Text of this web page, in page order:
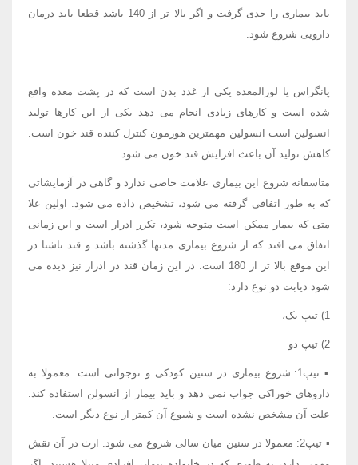
باید بیماری را جدی گرفت و اگر بالا تر از 140 باشد قطعا باید درمان
دارویی شروع شود.
پانگراس یا لوزالمعده یکی از غدد بدن است که در پشت معده واقع
شده است و کارهای زیادی انجام می دهد یکی از این کارها تولید
انسولین است انسولین مهمترین هورمون کنترل کننده قند خون است.
کاهش تولید آن باعث افزایش قند خون می شود.
متاسفانه شروع این بیماری علامت خاصی ندارد و گاهی در آزمایشاتی
که به طور اتفاقی گرفته می شود، تشخیص داده می شود. اولین علا
متی که بیمار ممکن است متوجه شود، تکرر ادرار است و این زمانی
اتفاق می افتد که از شروع بیماری مدتها گذشته باشد و قند ناشتا در
این موقع بالا تر از 180 است. در این زمان قند در ادرار نیز دیده می
شود دیابت دو نوع دارد:
1) تیپ یک،
2) تیپ دو
▪ تیپ1: شروع بیماری در سنین کودکی و نوجوانی است. معمولا به
داروهای خوراکی جواب نمی دهد و باید بیمار از انسولن استفاده کند.
علت آن مشخص نشده است و شیوع آن کمتر از نوع دیگر است.
▪ تیپ2: معمولا در سنین میان سالی شروع می شود. ارث در آن نقش